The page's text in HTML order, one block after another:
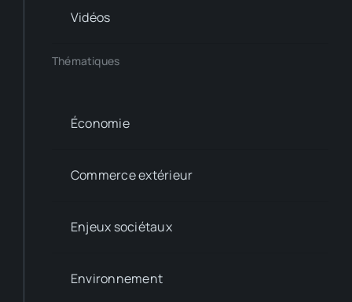
Vidéos
Thématiques
Économie
Commerce extérieur
Enjeux sociétaux
Environnement